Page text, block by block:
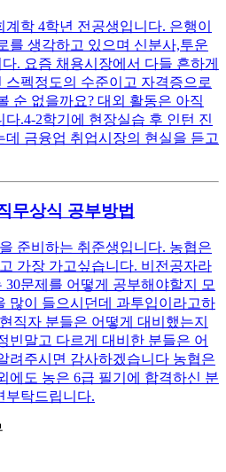
학 4학년 전공생입니다. 은행이
를 생각하고 있으며 신분사,투운
. 요즘 채용시장에서 다들 흔하게
스펙정도의 수준이고 자격증으로
순 없을까요? 대외 활동은 아직
.4-2학기에 현장실습 후 인턴 진
데 금융업 취업시장의 현실을 듣고
무상식 공부방법
준비하는 취준생입니다. 농협은
가장 가고싶습니다. 비전공자라
30문제를 어떻게 공부해야할지 모
많이 들으시던데 과투입이라고하
직자 분들은 어떻게 대비했는지
빈말고 다르게 대비한 분들은 어
려주시면 감사하겠습니다 농협은
에도 농은 6급 필기에 합격하신 분
부탁드립니다.